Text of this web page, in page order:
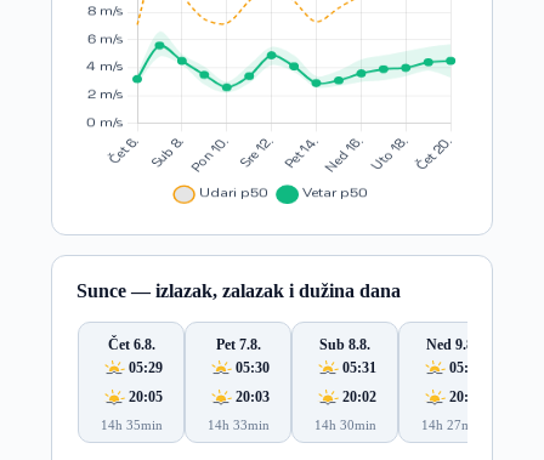
Sunce — izlazak, zalazak i dužina dana
Čet 6.8.
05:29
20:05
14h 35min
Pet 7.8.
05:30
20:03
14h 33min
Sub 8.8.
05:31
20:02
14h 30min
Ned 9.8.
05:33
20:00
14h 27min